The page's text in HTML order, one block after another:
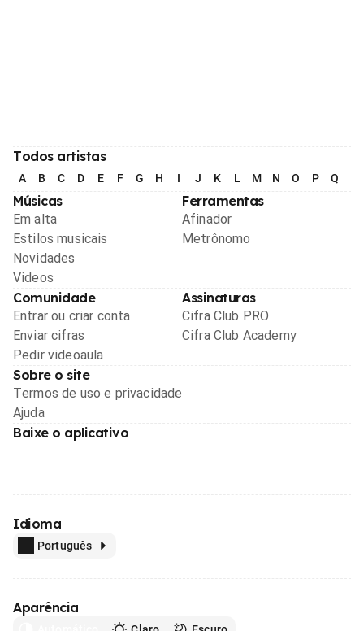
Todos artistas
A B C D E F G H I J K L M N O P Q
Músicas
Em alta
Estilos musicais
Novidades
Videos
Ferramentas
Afinador
Metrônomo
Comunidade
Entrar ou criar conta
Enviar cifras
Pedir videoaula
Assinaturas
Cifra Club PRO
Cifra Club Academy
Sobre o site
Termos de uso e privacidade
Ajuda
Baixe o aplicativo
Idioma
Português
Aparência